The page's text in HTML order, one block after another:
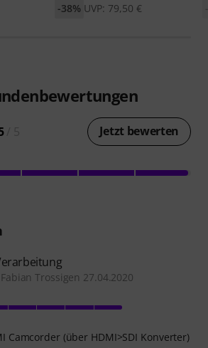
UVP: 79,50 €
-38%
/ 5 Jetzt bewerten
Fabian Trossigen 27.04.2020
Camcorder (über HDMI>SDI Konverter)